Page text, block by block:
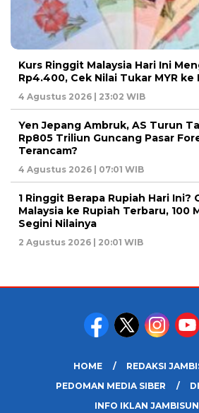
Kurs Ringgit Malaysia Hari Ini
Rp4.400, Cek Nilai Tukar MYR ke
4 Agustus 2026 | 23:02 WIB
Yen Jepang Ambruk, AS Turun
Rp805 Triliun Guncang Pasar
Terancam?
4 Agustus 2026 | 07:01 WIB
1 Ringgit Berapa Rupiah Hari Ini?
Malaysia ke Rupiah Terbaru, 100
Segini Nilainya
2 Agustus 2026 | 20:01 WIB
HOME
REDAKSI
PEDOMAN MEDIA SIBER
INFO IKLAN